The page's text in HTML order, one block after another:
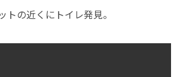
トの近くにトイレ発見。